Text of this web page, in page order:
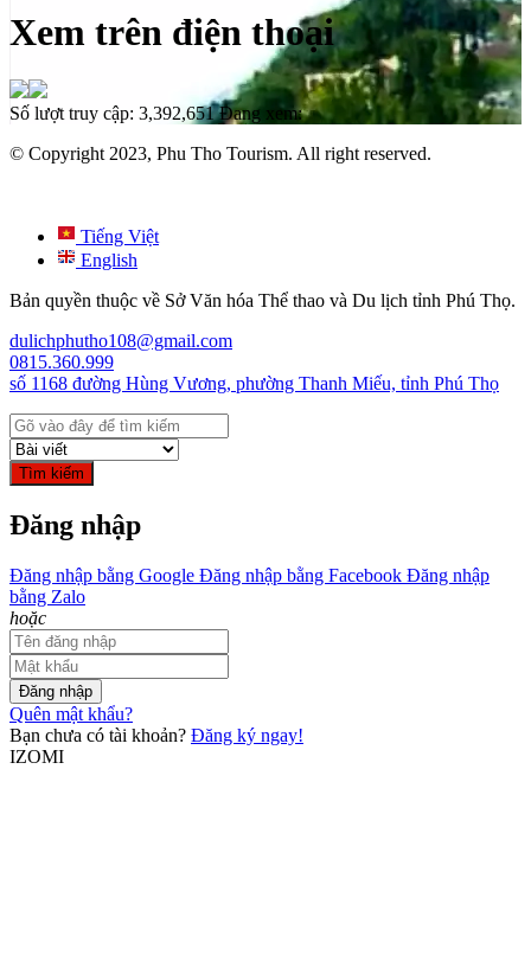
Xem trên điện thoại
Số lượt truy cập: 3,392,651Đang xem:
© Copyright 2023, Phu Tho Tourism. All right reserved.
Tiếng Việt
English
Bản quyền thuộc về Sở Văn hóa Thể thao và Du lịch tỉnh Phú Thọ.
dulichphutho108@gmail.com
0815.360.999
số 1168 đường Hùng Vương, phường Thanh Miếu, tỉnh Phú Thọ
Tìm kiếm
Đăng nhập
Đăng nhập bằng Google Đăng nhập bằng Facebook Đăng nhập
bằng Zalo
hoặc
Đăng nhập
Quên mật khẩu?
Bạn chưa có tài khoản? Đăng ký ngay!
IZOMI